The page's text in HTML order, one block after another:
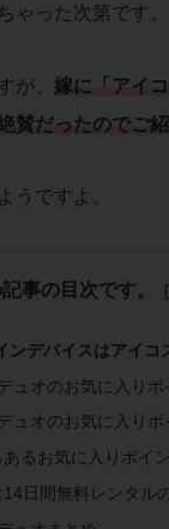
ゃった次第です。
が、 嫁に「 アイ
賛だったのでご
うですよ。
事の目次です。
ンデバイスはアイコ
ュオのお気に入りポ
ュオのお気に入りポ
るお気に入りポイ
14日間無料レンタル